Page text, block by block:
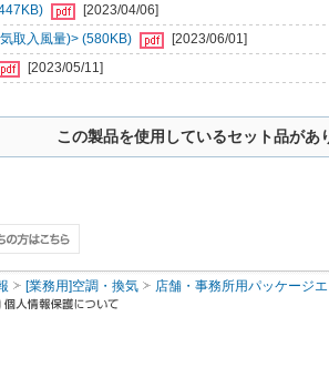
[2023/04/06]
取入風量)> (580KB)
[2023/06/01]
[2023/05/11]
この製品を使用しているセット品があ
[業務用]空調・換気 店舗・事務所用パッケージ